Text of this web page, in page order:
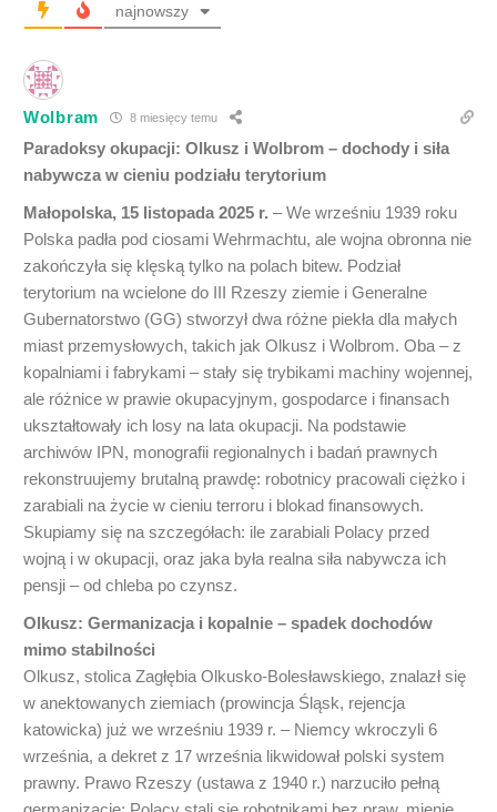
najnowszy
Wolbram 8 miesięcy temu
Paradoksy okupacji: Olkusz i Wolbrom – dochody i siła
nabywcza w cieniu podziału terytorium
Małopolska, 15 listopada 2025 r. – We wrześniu 1939 roku
Polska padła pod ciosami Wehrmachtu, ale wojna obronna nie
zakończyła się klęską tylko na polach bitew. Podział
terytorium na wcielone do III Rzeszy ziemie i Generalne
Gubernatorstwo (GG) stworzył dwa różne piekła dla małych
miast przemysłowych, takich jak Olkusz i Wolbrom. Oba – z
kopalniami i fabrykami – stały się trybikami machiny wojennej,
ale różnice w prawie okupacyjnym, gospodarce i finansach
ukształtowały ich losy na lata okupacji. Na podstawie
archiwów IPN, monografii regionalnych i badań prawnych
rekonstruujemy brutalną prawdę: robotnicy pracowali ciężko i
zarabiali na życie w cieniu terroru i blokad finansowych.
Skupiamy się na szczegółach: ile zarabiali Polacy przed
wojną i w okupacji, oraz jaka była realna siła nabywcza ich
pensji – od chleba po czynsz.
Olkusz: Germanizacja i kopalnie – spadek dochodów
mimo stabilności
Olkusz, stolica Zagłębia Olkusko-Bolesławskiego, znalazł się
w anektowanych ziemiach (prowincja Śląsk, rejencja
katowicka) już we wrześniu 1939 r. – Niemcy wkroczyli 6
września, a dekret z 17 września likwidował polski system
prawny. Prawo Rzeszy (ustawa z 1940 r.) narzuciło pełną